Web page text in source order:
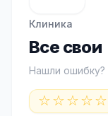
Клиника
Все свои
Нашли ошибку?
☆☆☆☆☆